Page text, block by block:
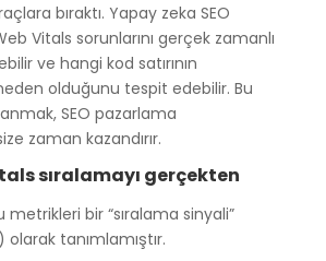
bıraktı. Yapay zeka SEO
Vitals sorunlarını gerçek zamanlı
ve hangi kod satırının
olduğunu tespit edebilir. Bu
SEO pazarlama
zaman kazandırır.
sıralamayı gerçekten
metrikleri bir “sıralama sinyali”
tanımlamıştır.